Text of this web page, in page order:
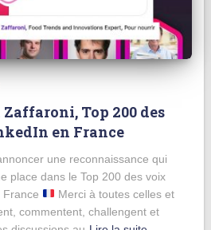
Top 200 des
en France
une reconnaissance qui
place dans le Top 200 des voix
France
Merci à toutes celles et
commentent, challengent et